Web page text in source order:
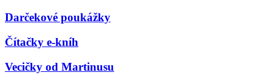
Darčekové poukážky
Čítačky e-kníh
Vecičky od Martinusu